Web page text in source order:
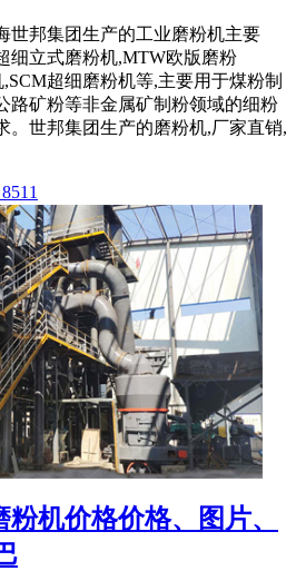
世邦集团生产的工业磨粉机主要
细立式磨粉机,MTW欧版磨粉
超细磨粉机等,主要用于煤粉制
路矿粉等非金属矿制粉领域的细粉
。世邦集团生产的磨粉机,厂家直销,
机价格价格、图片、